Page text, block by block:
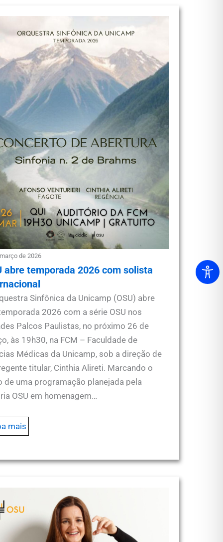
de 2026
abre temporada 2026 com solista
Sinfônica da Unicamp (OSU) abre
2026 com a série OSU nos
Palcos Paulistas, no próximo 26 de
às 19h30, na FCM – Faculdade de
Médicas da Unicamp, sob a direção de
titular, Cinthia Alireti. Marcando o
de uma programação planejada pela
OSU em homenagem…
mais